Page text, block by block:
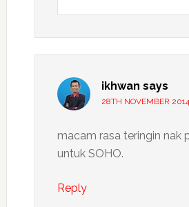
ikhwan says
28TH NOVEMBER
macam rasa teringin nak
untuk SOHO.
Reply